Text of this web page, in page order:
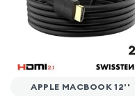
APPLE MACBOOK 12''